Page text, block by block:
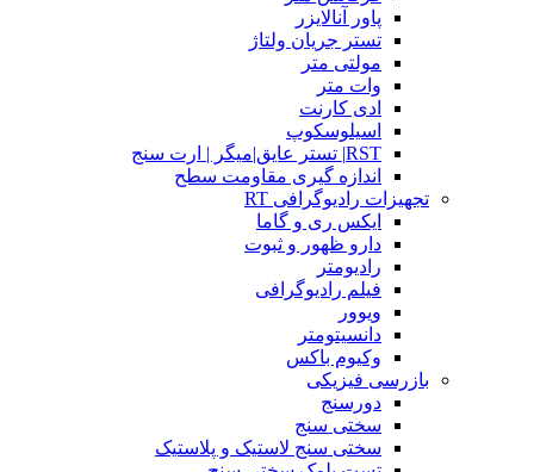
پاور آنالایزر
تستر جریان ولتاژ
مولتی متر
وات متر
ادی کارنت
اسیلوسکوپ
RST| تستر عایق|میگر | ارت سنج
اندازه گیری مقاومت سطح
تجهیزات رادیوگرافی RT
ایکس ری و گاما
دارو ظهور و ثبوت
رادیومتر
فیلم رادیوگرافی
ویوور
دانسیتومتر
وکیوم باکس
بازرسی فیزیکی
دورسنج
سختی سنج
سختی سنج لاستیک و پلاستیک